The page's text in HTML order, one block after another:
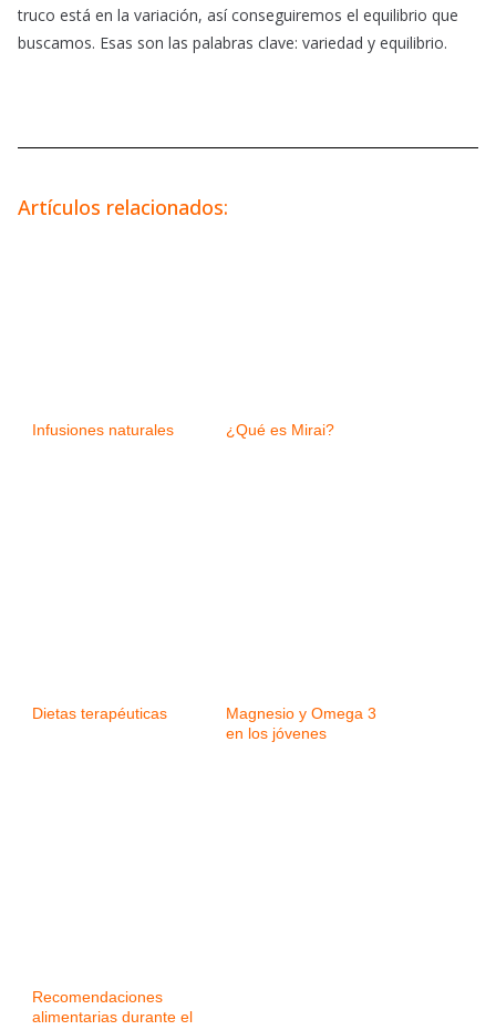
truco está en la variación, así conseguiremos el equilibrio que
buscamos. Esas son las palabras clave: variedad y equilibrio.
Artículos relacionados:
Infusiones naturales ¿Qué es Mirai?
Dietas terapéuticas
Magnesio y Omega 3
en los jóvenes
Recomendaciones
alimentarias durante el